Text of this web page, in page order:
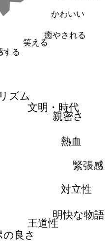
かわいい
癒やされる
笑える
する
ズム
文明・時代
親密さ
熱血
緊張感
対立性
明快な物語
王道性
良さ